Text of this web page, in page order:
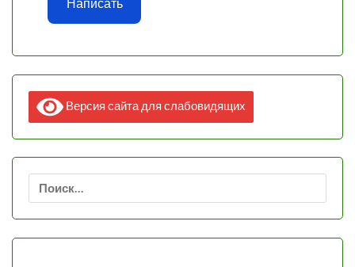
Написать
Версия сайта для слабовидящих
Найти: